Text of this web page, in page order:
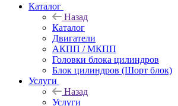
Каталог
Назад
Каталог
Двигатели
АКПП / МКПП
Головки блока цилиндров
Блок цилиндров (Шорт блок)
Услуги
Назад
Услуги